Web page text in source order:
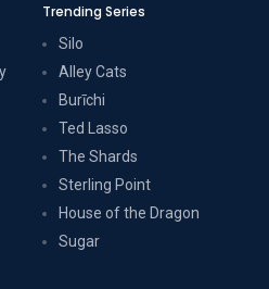
Trending Series
Silo
Alley Cats
Burīchi
Ted Lasso
The Shards
Sterling Point
House of the Dragon
Sugar